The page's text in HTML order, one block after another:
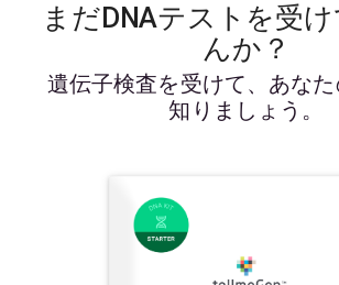
まだDNAテストを受
んか？
遺伝子検査を受けて、あな
知りましょう。